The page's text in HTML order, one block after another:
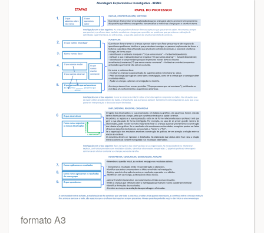
formato A3